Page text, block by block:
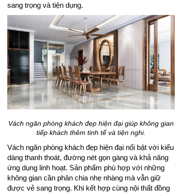
sang trọng và tiện dụng.
Vách ngăn phòng khách đẹp hiện đại giúp không gian
tiếp khách thêm tinh tế và tiện nghi.
Vách ngăn phòng khách đẹp hiện đại nổi bật với kiểu
dáng thanh thoát, đường nét gọn gàng và khả năng
ứng dụng linh hoạt. Sản phẩm phù hợp với những
không gian cần phân chia nhẹ nhàng mà vẫn giữ
được vẻ sang trọng. Khi kết hợp cùng nội thất đồng